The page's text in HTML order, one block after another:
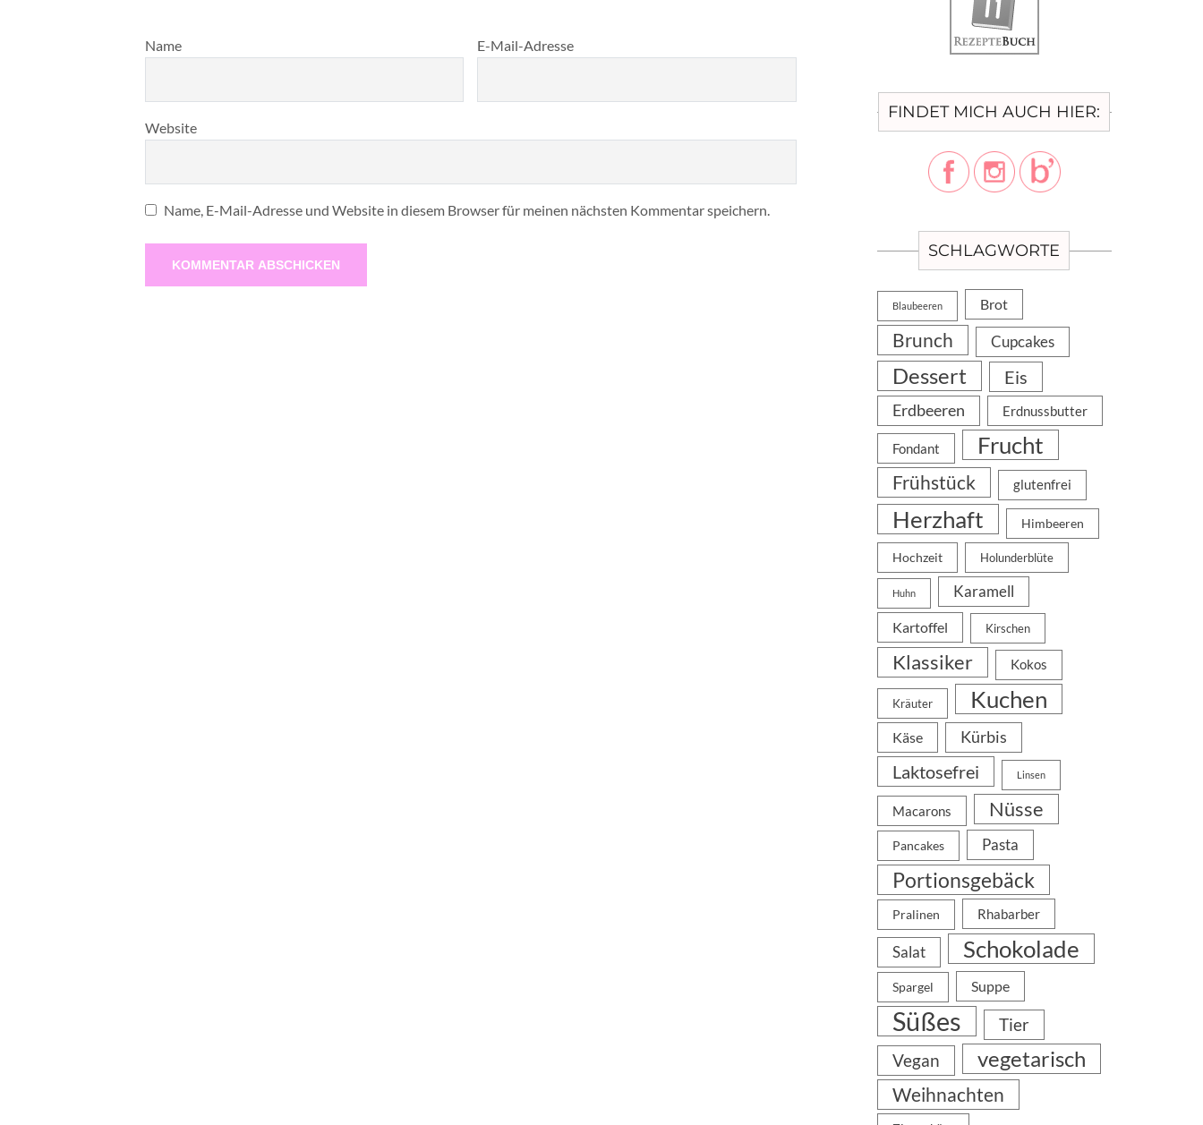
Name E-Mail-Adresse
Website
Name, E-Mail-Adresse und Website in diesem Browser für meinen nächsten Kommentar speichern.
FINDET MICH AUCH HIER:
SCHLAGWORTE
Blaubeeren Brot
Brunch Cupcakes
Dessert Eis
Erdbeeren Erdnussbutter
Fondant Frucht
Frühstück glutenfrei
Herzhaft Himbeeren
Hochzeit Holunderblüte
Huhn Karamell
Kartoffel Kirschen
Klassiker Kokos
Kräuter Kuchen
Käse Kürbis
Laktosefrei Linsen
Macarons Nüsse
Pancakes Pasta
Portionsgebäck
Pralinen Rhabarber
Salat Schokolade
Spargel Suppe
Süßes
Tier
Vegan
vegetarisch
Weihnachten